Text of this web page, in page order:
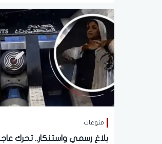
منوعات
بلاغ رسمي واستنكار.. تحرك